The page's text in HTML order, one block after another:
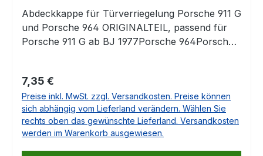
Abdeckkappe für Türverriegelung Porsche 911 G
und Porsche 964 ORIGINALTEIL, passend für
Porsche 911 G ab BJ 1977Porsche 964Porsche
dazu haben, beantworten wir Ihnen diese sehr
gerne.
Regulärer Preis:
7,35 €
Preise inkl. MwSt. zzgl. Versandkosten. Preise können
sich abhängig vom Lieferland verändern. Wählen Sie
rechts oben das gewünschte Lieferland. Versandkosten
werden im Warenkorb ausgewiesen.